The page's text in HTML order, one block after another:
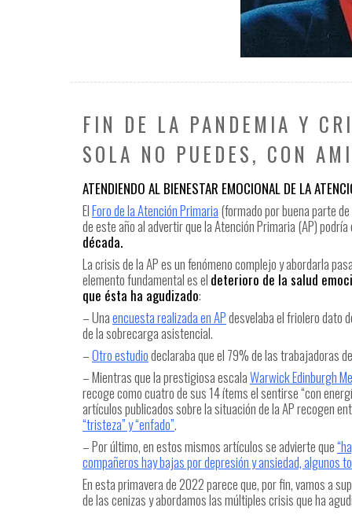
FIN DE LA PANDEMIA Y
SOLA NO PUEDES, CON
ATENDIENDO AL BIENESTAR EMOCIONAL DE LA
ElForo de la Atención Primaria (formado por buena parte
de este año al advertir que la Atención Primaria (AP)
década.
La crisis de la AP es un fenómeno complejo y abordarla
elemento fundamental es el deterioro de la salud
que ésta ha agudizado:
– Unaencuesta realizada en APdesvelaba el friolero dato
de la sobrecarga asistencial.
–Otro estudiodeclaraba que el 79% de las trabajadoras
– Mientras que la prestigiosa escalaWarwick Edinburgh
recoge como cuatro de sus 14 ítems el sentirse “con
artículos publicados sobre la situación de la AP recogen
“tristeza” y “enfado”.
– Por último, en estos mismos artículos se advierte que
compañeros hay bajas por depresión y ansiedad,
En esta primavera de 2022 parece que, por fin, vamos a
de las cenizas y abordamos las múltiples crisis que ha